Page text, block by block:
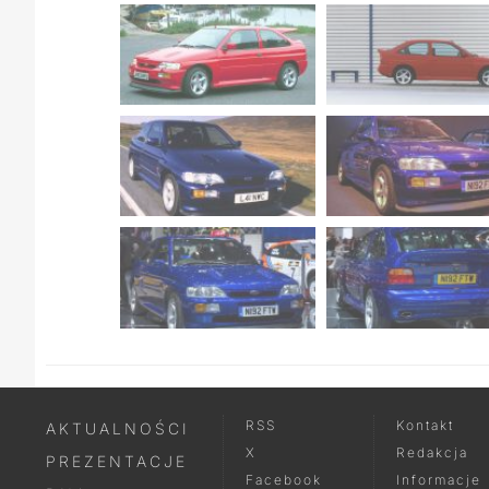
AKTUALNOŚCI
PREZENTACJE
RSS
X
Facebook
Kontakt
Redakcja
Informacje